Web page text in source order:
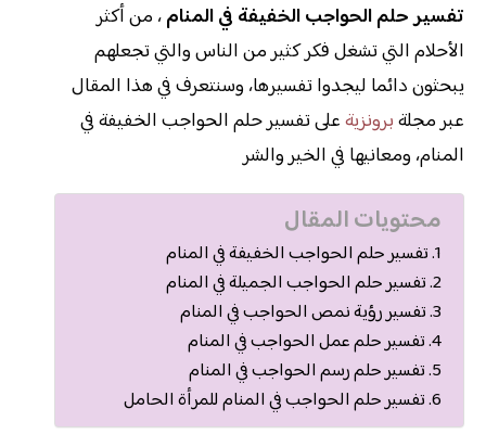
تفسير حلم الحواجب الخفيفة في المنام، من أكثر
الأحلام التي تشغل فكر كثير من الناس والتي تجعلهم
يبحثون دائما ليجدوا تفسيرها، وسنتعرف في هذا المقال
عبر مجلةبرونزيةعلى تفسير حلم الحواجب الخفيفة في
المنام، ومعانيها في الخير والشر
محتويات المقال
تفسير حلم الحواجب الخفيفة في المنام
تفسير حلم الحواجب الجميلة في المنام
تفسير رؤية نمص الحواجب في المنام
تفسير حلم عمل الحواجب في المنام
تفسير حلم رسم الحواجب في المنام
تفسير حلم الحواجب في المنام للمرأة الحامل